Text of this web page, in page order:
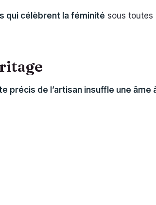
qui célèbrent la féminité sous toutes
précis de l’artisan insuffle une âme